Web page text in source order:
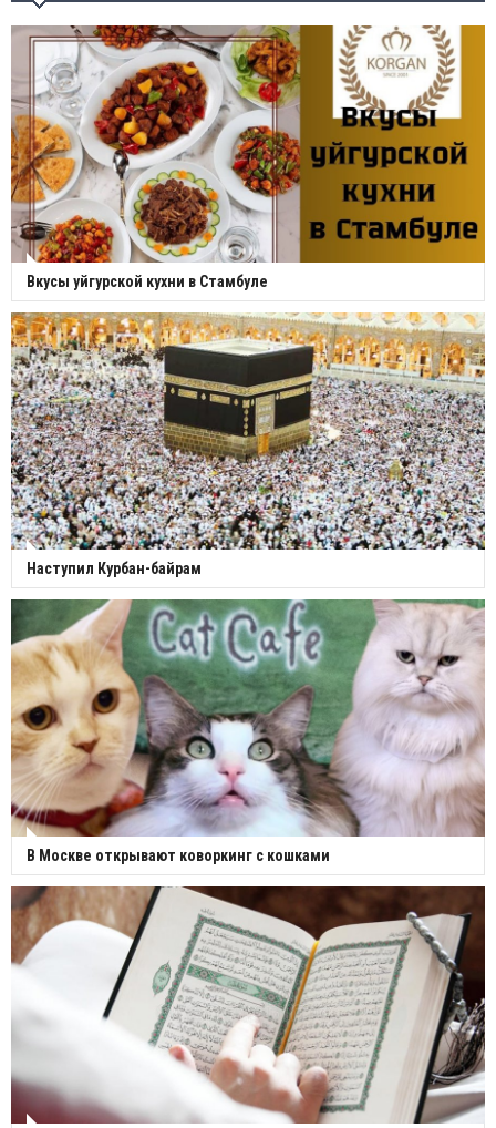
Вкусы уйгурской кухни в Стамбуле
Наступил Курбан-байрам
В Москве открывают коворкинг с кошками